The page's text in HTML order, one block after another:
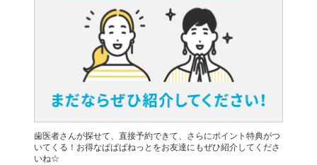
歯医者さんが探せて、直接予約できて、さらにポイント特典がつ
いてくる！お得なぱぱぱねっとをお友達にもぜひ紹介してくださ
いね☆